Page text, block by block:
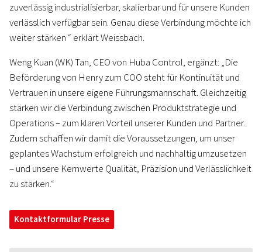
zuverlässig industrialisierbar, skalierbar und für unsere Kunden
verlässlich verfügbar sein. Genau diese Verbindung möchte ich
weiter stärken “ erklärt Weissbach.
Weng Kuan (WK) Tan, CEO von Huba Control, ergänzt: „Die
Beförderung von Henry zum COO steht für Kontinuität und
Vertrauen in unsere eigene Führungsmannschaft. Gleichzeitig
stärken wir die Verbindung zwischen Produktstrategie und
Operations – zum klaren Vorteil unserer Kunden und Partner.
Zudem schaffen wir damit die Voraussetzungen, um unser
geplantes Wachstum erfolgreich und nachhaltig umzusetzen
– und unsere Kernwerte Qualität, Präzision und Verlässlichkeit
zu stärken.“
Kontaktformular Presse